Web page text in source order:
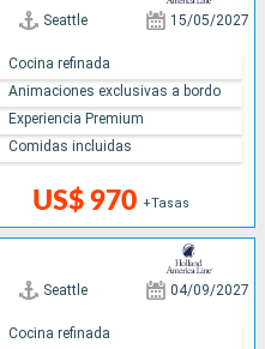
Seattle 15/05/2027
US$ 970 +Tasas
Cocina refinada
Animaciones exclusivas a bordo
Experiencia Premium
Comidas incluidas
Seattle 04/09/2027
Cocina refinada